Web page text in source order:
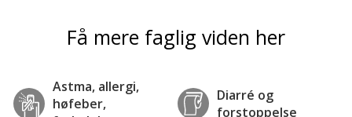
Få mere faglig viden her
Astma, allergi,
høfeber,
Diarré og
forstoppelse